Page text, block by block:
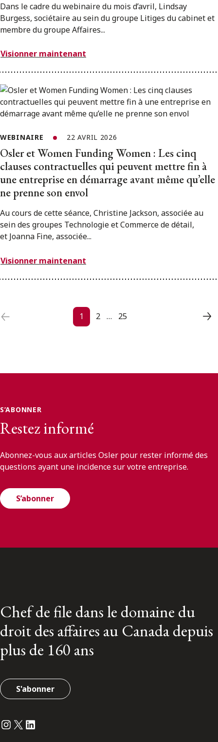
Dans le cadre du webinaire du mois d’avril, Lindsay
Burgess, sociétaire au sein du groupe Litiges du cabinet et
membre du groupe Affaires...
Visionner maintenant
WEBINAIRE 22 AVRIL 2026
Osler et Women Funding Women : Les cinq
clauses contractuelles qui peuvent mettre fin à
une entreprise en démarrage avant même qu’elle
ne prenne son envol
Au cours de cette séance, Christine Jackson, associée au
sein des groupes Technologie et Commerce de détail,
et Joanna Fine, associée...
Visionner maintenant
Posts navigation 1 2 … 25
S’ABONNER
Restez informé
Abonnez-vous aux articles Osler pour rester informé des
questions ayant une incidence sur votre entreprise.
S’abonner
Chef de file dans le domaine du
droit des affaires au Canada depuis
plus de 160 ans
S'abonner
Instagram
Twitter
LinkedIn